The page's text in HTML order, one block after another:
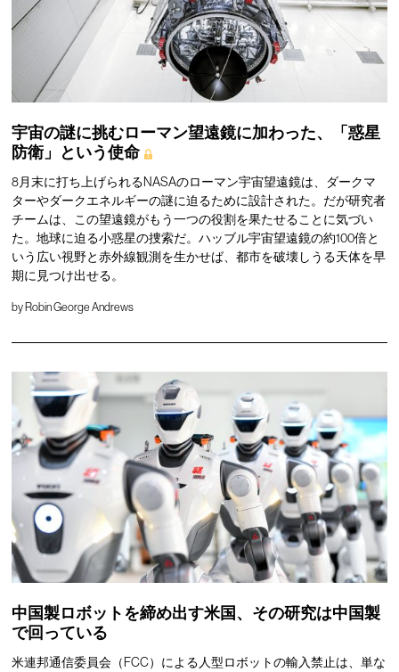
宇宙の謎に挑むローマン望遠鏡に加わった、「惑星
防衛」という使命
8月末に打ち上げられるNASAのローマン宇宙望遠鏡は、ダークマ
ターやダークエネルギーの謎に迫るために設計された。だが研究者
チームは、この望遠鏡がもう一つの役割を果たせることに気づい
た。地球に迫る小惑星の捜索だ。ハッブル宇宙望遠鏡の約100倍と
いう広い視野と赤外線観測を生かせば、都市を破壊しうる天体を早
期に見つけ出せる。
byRobin George Andrews
中国製ロボットを締め出す米国、その研究は中国製
で回っている
米連邦通信委員会（FCC）による人型ロボットの輸入禁止は、単な